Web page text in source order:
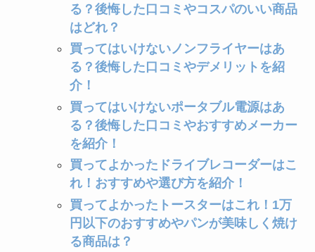
る？後悔した口コミやコスパのいい商品
はどれ？
買ってはいけないノンフライヤーはあ
る？後悔した口コミやデメリットを紹
介！
買ってはいけないポータブル電源はあ
る？後悔した口コミやおすすめメーカー
を紹介！
買ってよかったドライブレコーダーはこ
れ！おすすめや選び方を紹介！
買ってよかったトースターはこれ！1万
円以下のおすすめやパンが美味しく焼け
る商品は？